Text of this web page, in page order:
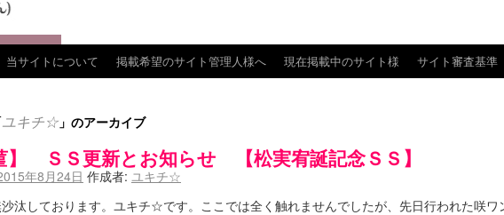
当サイトについて 掲載希望のサイト管理人様へ 現在掲載中のサイト様 サイト審査基準
ユキチ☆ 」のアーカイブ
】 ＳＳ更新とお知らせ 【松実宥誕記念ＳＳ】
年8月24日 作成者: ユキチ☆
汰しております。ユキチ☆です。ここでは全く触れませんでしたが、先日行われた咲ワ